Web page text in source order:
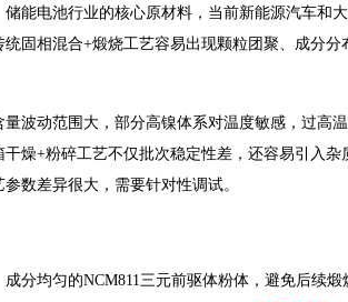
能电池行业的核心原材料，当前新能源汽车和
固相混合+煅烧工艺容易出现颗粒团聚、成分分
波动范围大，部分高镍体系对温度敏感，过高
燥+粉碎工艺不仅批次稳定性差，还容易引入杂
数差异很大，需要针对性调试。
分均匀的NCM811三元前驱体粉体，避免后续